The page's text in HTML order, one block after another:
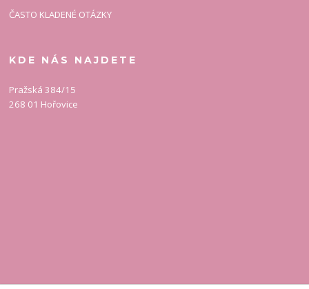
ČASTO KLADENÉ OTÁZKY
KDE NÁS NAJDETE
Pražská 384/15
268 01 Hořovice